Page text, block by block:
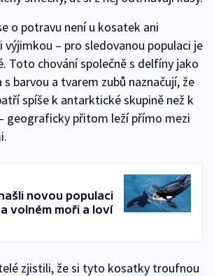
o potravu není u kosatek ani
výjimkou – pro sledovanou populaci je
Toto chování společně s delfíny jako
barvou a tvarem zubů naznačují, že
spíše k antarktické skupině než k
geograficky přitom leží přímo mezi
novou populaci
volném moři a loví
zjistili, že si tyto kosatky troufnou